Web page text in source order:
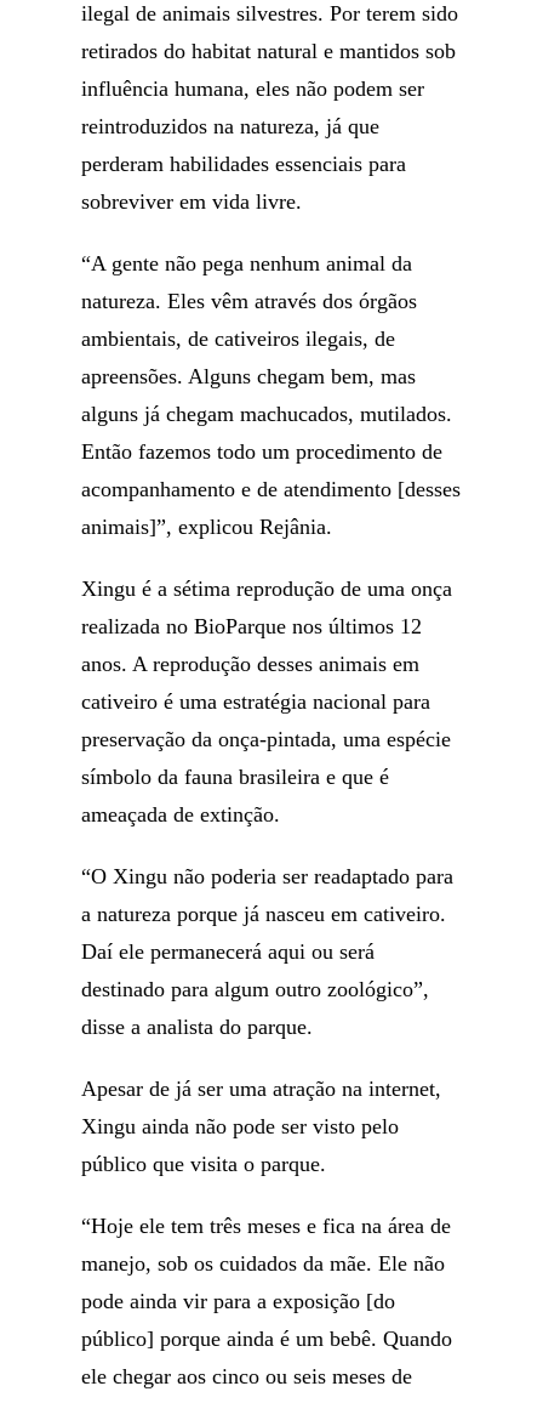
ilegal de animais silvestres. Por terem sido
retirados do habitat natural e mantidos sob
influência humana, eles não podem ser
reintroduzidos na natureza, já que
perderam habilidades essenciais para
sobreviver em vida livre.
“A gente não pega nenhum animal da
natureza. Eles vêm através dos órgãos
ambientais, de cativeiros ilegais, de
apreensões. Alguns chegam bem, mas
alguns já chegam machucados, mutilados.
Então fazemos todo um procedimento de
acompanhamento e de atendimento [desses
animais]”, explicou Rejânia.
Xingu é a sétima reprodução de uma onça
realizada no BioParque nos últimos 12
anos. A reprodução desses animais em
cativeiro é uma estratégia nacional para
preservação da onça-pintada, uma espécie
símbolo da fauna brasileira e que é
ameaçada de extinção.
“O Xingu não poderia ser readaptado para
a natureza porque já nasceu em cativeiro.
Daí ele permanecerá aqui ou será
destinado para algum outro zoológico”,
disse a analista do parque.
Apesar de já ser uma atração na internet,
Xingu ainda não pode ser visto pelo
público que visita o parque.
“Hoje ele tem três meses e fica na área de
manejo, sob os cuidados da mãe. Ele não
pode ainda vir para a exposição [do
público] porque ainda é um bebê. Quando
ele chegar aos cinco ou seis meses de